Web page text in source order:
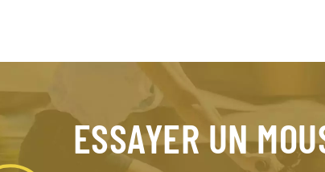
ESSAYER UN